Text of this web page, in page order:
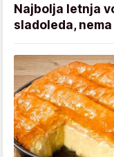
Najbolja letnja
sladoleda,